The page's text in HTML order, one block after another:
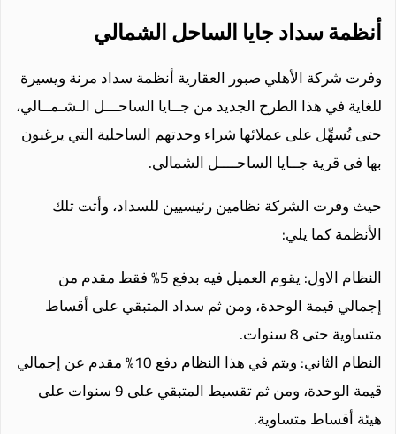
أنظمة سداد جايا الساحل الشمالي
وفرت شركة الأهلي صبور العقارية أنظمة سداد مرنة ويسيرة
للغاية في هذا الطرح الجديد من جــايا الساحـــل الـشـمــالي،
حتى تُسهِّل على عملائها شراء وحدتهم الساحلية التي يرغبون
بها في قرية جــايا الساحــــل الشمالي.
حيث وفرت الشركة نظامين رئيسيين للسداد، وأتت تلك
الأنظمة كما يلي:
النظام الاول: يقوم العميل فيه بدفع 5% فقط مقدم من
إجمالي قيمة الوحدة، ومن ثم سداد المتبقي على أقساط
متساوية حتى 8 سنوات.
النظام الثاني: ويتم في هذا النظام دفع 10% مقدم عن إجمالي
قيمة الوحدة، ومن ثم تقسيط المتبقي على 9 سنوات على
هيئة أقساط متساوية.